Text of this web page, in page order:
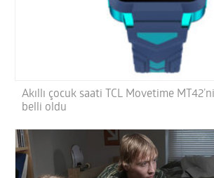
Akıllı çocuk saati TCL Movetime
belli oldu